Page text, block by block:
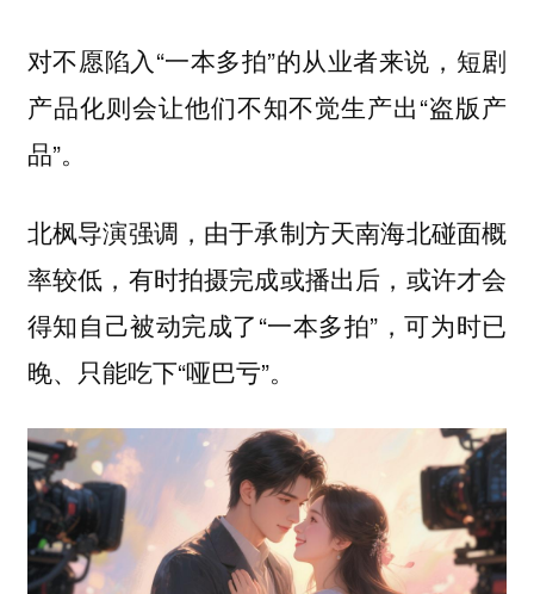
对不愿陷入“一本多拍”的从业者来说，短剧
产品化则会让他们不知不觉生产出“盗版产
品”。
北枫导演强调，由于承制方天南海北碰面概
率较低，有时拍摄完成或播出后，或许才会
得知自己被动完成了“一本多拍”，可为时已
晚、只能吃下“哑巴亏”。